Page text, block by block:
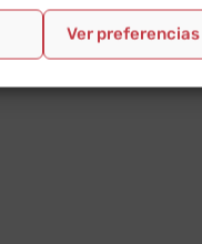
Ver preferencias